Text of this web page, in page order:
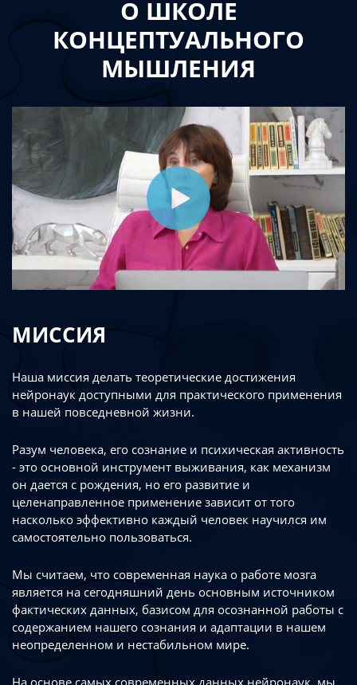
О ШКОЛЕ
КОНЦЕПТУАЛЬНОГО
МЫШЛЕНИЯ
МИССИЯ
Наша миссия делать теоретические достижения
нейронаук доступными для практического применения
в нашей повседневной жизни.
Разум человека, его сознание и психическая активность
- это основной инструмент выживания, как механизм
он дается с рождения, но его развитие и
целенаправленное применение зависит от того
насколько эффективно каждый человек научился им
самостоятельно пользоваться.
Мы считаем, что современная наука о работе мозга
является на сегодняшний день основным источником
фактических данных, базисом для осознанной работы с
содержанием нашего сознания и адаптации в нашем
неопределенном и нестабильном мире.
На основе самых современных данных нейронаук, мы